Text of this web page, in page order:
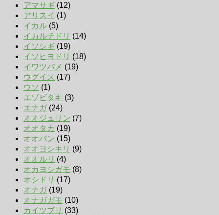
アマサギ (12)
アリスイ (1)
イカル (5)
イカルチドリ (14)
イソシギ (19)
イソヒヨドリ (18)
イワツバメ (19)
ウグイス (17)
ウソ (1)
エゾビタキ (3)
エナガ(24)
オオジュリン (7)
オオタカ (19)
オオバン (15)
オオヨシキリ (9)
オオルリ (4)
オカヨシガモ (8)
オシドリ (17)
オナガ(19)
オナガガモ (10)
カイツブリ (33)